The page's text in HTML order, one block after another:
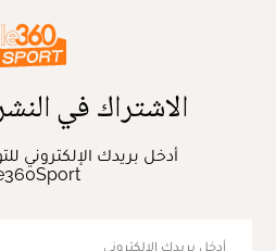
الاشتراك في
أدخل بريدك الإلكتروني